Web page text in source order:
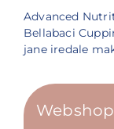
Advanced
Bellabaci
jane iredale
Webshop